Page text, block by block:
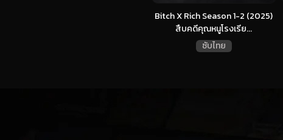
Bitch X Rich Season 1-2 (2025)
สืบคดีคุณหนูโรงเรีย...
ซับไทย